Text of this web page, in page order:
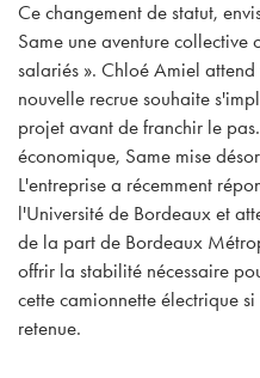
Ce changement de statut,
Same une aventure collective
salariés ». Chloé Amiel
nouvelle recrue souhaite
projet avant de franchir le
économique, Same mise
L'entreprise a récemment
l'Université de Bordeaux et
de la part de Bordeaux
offrir la stabilité nécessaire
cette camionnette électrique
retenue.